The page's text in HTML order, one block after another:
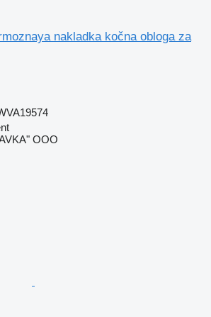
nakladka kočna obloga za
OOO